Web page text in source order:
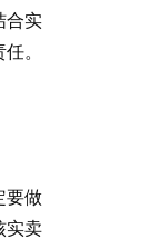
合实
。
要做
实卖